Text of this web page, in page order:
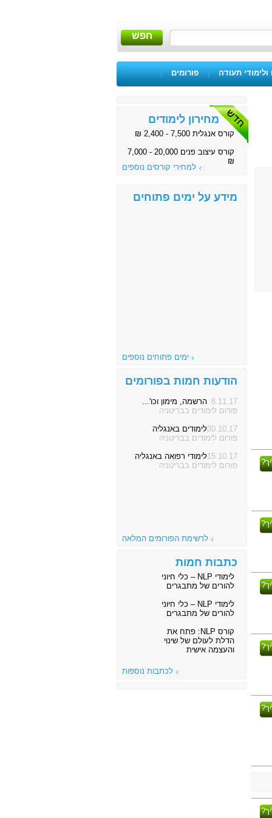
חפש
ולימודי תעודה | פורומים |
מחירון לימודים
קורס אנגלית 7,500 - 2,400 ₪
קורס עיצוב פנים 20,000 - 7,000
₪
למחירי קורסים נוספים
מידע על ימים פתוחים
ימים פתוחים נוספים
הודעות חמות בפורומים
8.11.17 הרשמה, מימון וכו'...
פורום לימודים בבריטניה
30.10.17לימודים באנגליה
פורום לימודים בבריטניה
15.10.17לימודי רפואה באנגליה
פורום לימודים בבריטניה
לרשימת הפורומים המלאה
כתבות חמות
לימודי NLP – כלי חיוני
להורים של מתבגרים
לימודי NLP – כלי חיוני
להורים של מתבגרים
קורס NLP: פתח את
הדלת לעולם של שינוי
והעצמה אישית
לכתבות נוספות